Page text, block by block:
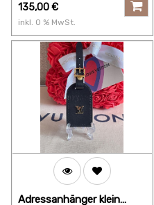
135,00€
inkl. 0 % MwSt.
Adressanhänger klein